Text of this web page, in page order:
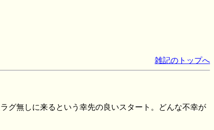
雑記のトップへ
グ無しに来るという幸先の良いスタート。どんな不幸が